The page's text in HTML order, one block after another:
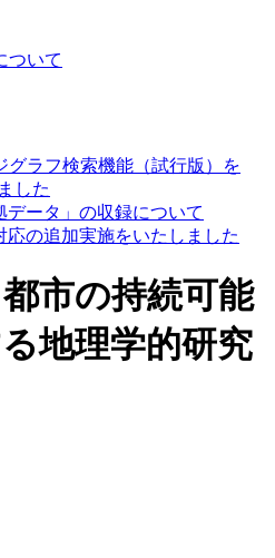
ついて
グラフ検索機能（試行版）を
した
データ」の収録について
応の追加実施をいたしました
市の持続可能
地理学的研究